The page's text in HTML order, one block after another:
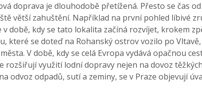
doprava je dlouhodobě přetížená. Přesto se čas
větší zahuštění. Například na první pohled líbivé
v době, kdy se tato lokalita začíná rozvíjet, krokem
které se doteď na Rohanský ostrov vozilo po
V době, kdy se celá Evropa vydává opačnou
rozšiřují využití lodní dopravy nejen na dovoz
odvoz odpadů, sutí a zeminy, se v Praze objevují